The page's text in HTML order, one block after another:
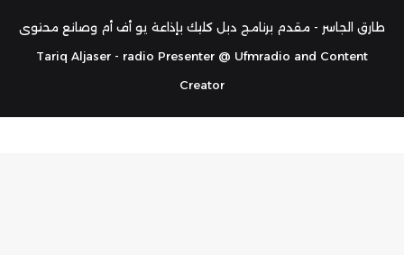
RSS
طارق الجاسر - مقدم برنامج دبل كليك بإذاعة يو أف أم وصانع محتوى
Tariq Aljaser - radio Presenter @ Ufmradio and Content
Creator